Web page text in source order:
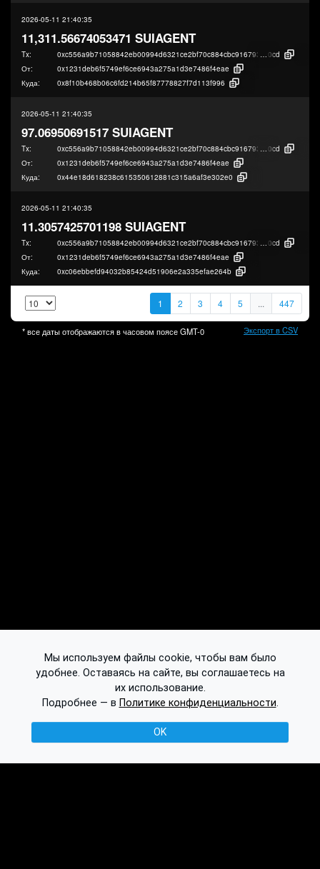
2026-05-11 21:40:35
11,311.56674053471 SUIAGENT
Tx: 0xc556a9b71058842eb00994d6321ce2bf70c884cbc9167933673758df10e9d
0cd
От:
0x1231deb6f5749ef6ce6943a275a1d3e7486f4eae
Куда:
0x8f10b468b06c6fd214b65f87778827f7d113f996
2026-05-11 21:40:35
97.06950691517 SUIAGENT
Tx: 0xc556a9b71058842eb00994d6321ce2bf70c884cbc9167933673758df10e9d
0cd
От:
0x1231deb6f5749ef6ce6943a275a1d3e7486f4eae
Куда:
0x44e18d618238c615350612881c315a6af3e302e0
2026-05-11 21:40:35
11.3057425701198 SUIAGENT
Tx: 0xc556a9b71058842eb00994d6321ce2bf70c884cbc9167933673758df10e9d
0cd
От:
0x1231deb6f5749ef6ce6943a275a1d3e7486f4eae
Куда:
0xc06ebbefd94032b85424d51906e2a335efae264b
1 2 3 4 5 ... 447
* все даты отображаются в часовом поясеGMT-0 Экспорт в CSV
Мы используем файлы cookie, чтобы вам было
удобнее. Оставаясь на сайте, вы соглашаетесь на
их использование.
Подробнее — в Политике конфиденциальности.
OK